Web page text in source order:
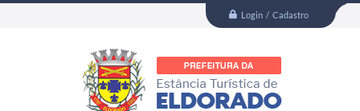
Login / Cadastro